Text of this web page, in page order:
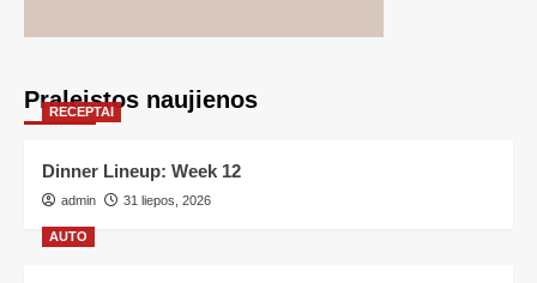
Praleistos naujienos
RECEPTAI
Dinner Lineup: Week 12
admin 31 liepos, 2026
AUTO